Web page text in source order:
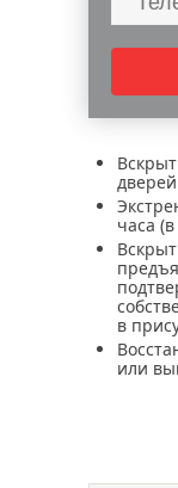
дверей
часа
в
или